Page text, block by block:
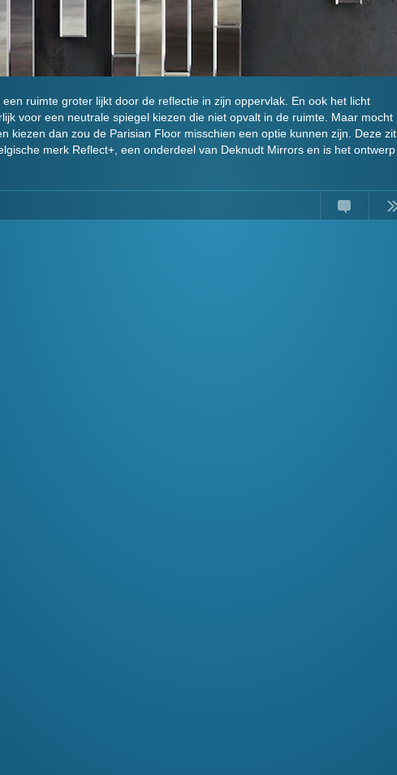
ruimte groter lijkt door de reflectie in zijn oppervlak. En ook het licht
voor een neutrale spiegel kiezen die niet opvalt in de ruimte. Maar mocht
kiezen dan zou de Parisian Floor misschien een optie kunnen zijn. Deze zit
merk Reflect+, een onderdeel van Deknudt Mirrors en is het ontwerp